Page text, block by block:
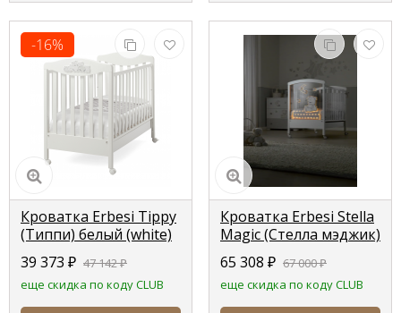
-16%
Кроватка Erbesi Tippy
(Типпи) белый (white)
39 373 ₽ 47 142₽
еще скидка по коду CLUB
Кроватка Erbesi Stella
Magic (Стелла мэджик)
цвет white (белый)
65 308 ₽ 67 000₽
еще скидка по коду CLUB